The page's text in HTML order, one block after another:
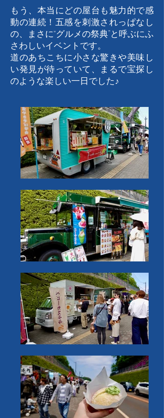
もう、本当にどの屋台も魅力的で感
動の連続！五感を刺激されっぱなし
の、まさに“グルメの祭典”と呼ぶにふ
さわしいイベントです。
道のあちこちに小さな驚きや美味し
い発見が待っていて、まるで宝探し
のような楽しい一日でした♪